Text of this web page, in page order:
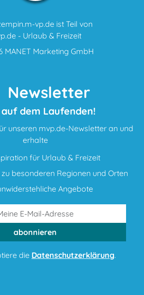
vp.de ist Teil von
- Urlaub & Freizeit
MANET Marketing GmbH
Newsletter
dem Laufenden!
unseren mvp.de-Newsletter an und
erhalte
für Urlaub & Freizeit
besonderen Regionen und Orten
Angebote
abonnieren
die Datenschutzerklärung.